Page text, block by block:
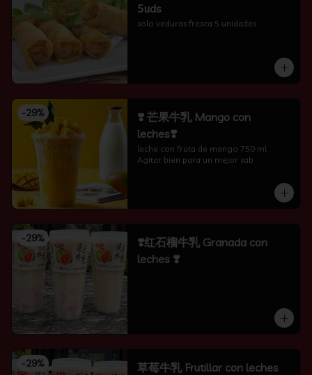
5uds
solo veduras fresca 5 unidades
-29%
❣️ 芒果牛乳 Mango con
leches❣️
leche con fruta de mango 750 ml
Agitar bien para un mejor sab
-29%
❣️红石榴牛乳 Granada con
leches ❣️
-29% 草莓牛乳 Frutillar con leches